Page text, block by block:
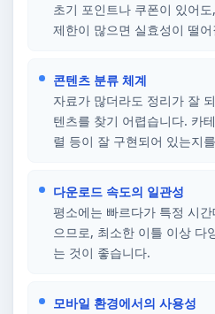
초기 포인트나 쿠폰이 있어
제한이 많으면 실효성이 떨
콘텐츠 분류 체계
자료가 많더라도 정리가 잘
텐츠를 찾기 어렵습니다. 카
렬 등이 잘 구현되어 있는지
다운로드 속도의 일관성
평소에는 빠르다가 특정 시
으므로, 최소한 이틀 이상 다
는 것이 좋습니다.
모바일 환경에서의 사용성